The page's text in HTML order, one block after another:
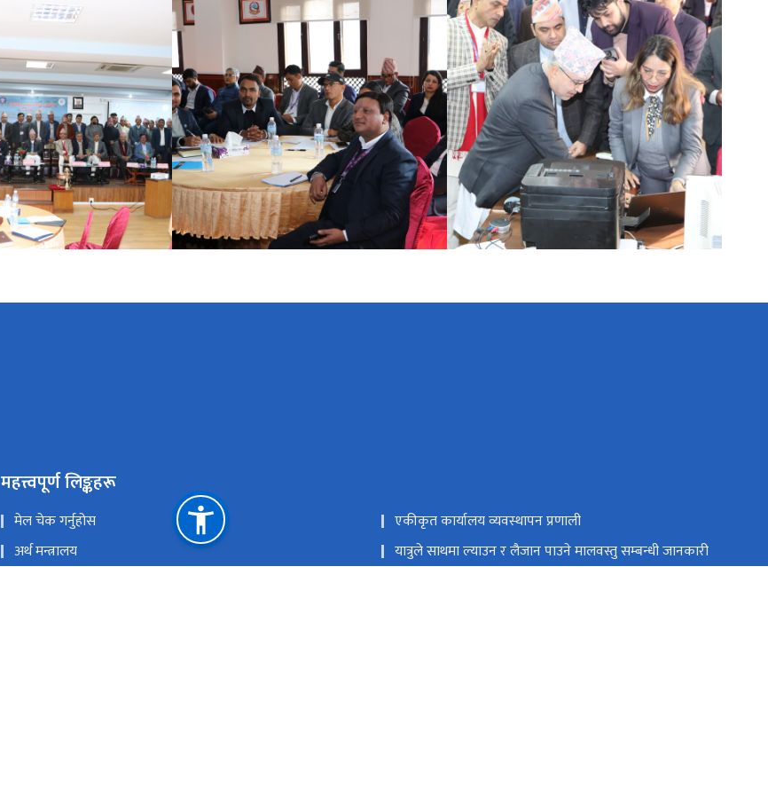
महत्त्वपूर्ण लिङ्कहरू
मेल चेक गर्नुहोस
एकीकृत कार्यालय व्यवस्थापन प्रणाली
अर्थ मन्त्रालय
यात्रुले साथमा ल्याउन र लैजान पाउने मालवस्तु सम्बन्धी जानकारी